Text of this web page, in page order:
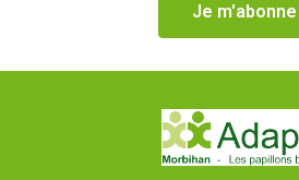
Je m'abonne